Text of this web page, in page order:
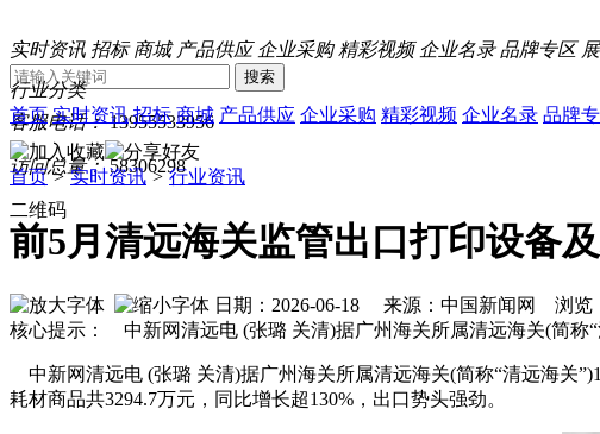
实时资讯 招标 商城 产品供应 企业采购 精彩视频 企业名录 品牌专区
搜索
客服电话： 13955533956
访问总量： 58306298
二维码
行业分类
首页 实时资讯 招标 商城 产品供应 企业采购 精彩视频 企业名录 品牌
首页 > 实时资讯 > 行业资讯
前5月清远海关监管出口打印设备
日期：2026-06-18 来源：中国新闻网 浏览
核心提示： 中新网清远电 (张璐 关清)据广州海关所属清远海关(简称
中新网清远电 (张璐 关清)据广州海关所属清远海关(简称“清远海关
耗材商品共3294.7万元，同比增长超130%，出口势头强劲。